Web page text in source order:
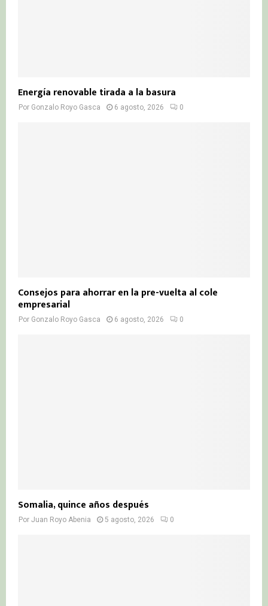
Energía renovable tirada a la basura
Por Gonzalo Royo Gasca 6 agosto, 2026 0
Consejos para ahorrar en la pre-vuelta al cole
empresarial
Por Gonzalo Royo Gasca 6 agosto, 2026 0
Somalia, quince años después
Por Juan Royo Abenia 5 agosto, 2026 0